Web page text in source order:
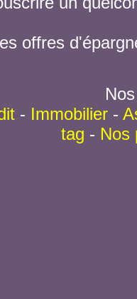
offres
- Immobilier-
tag - Nos